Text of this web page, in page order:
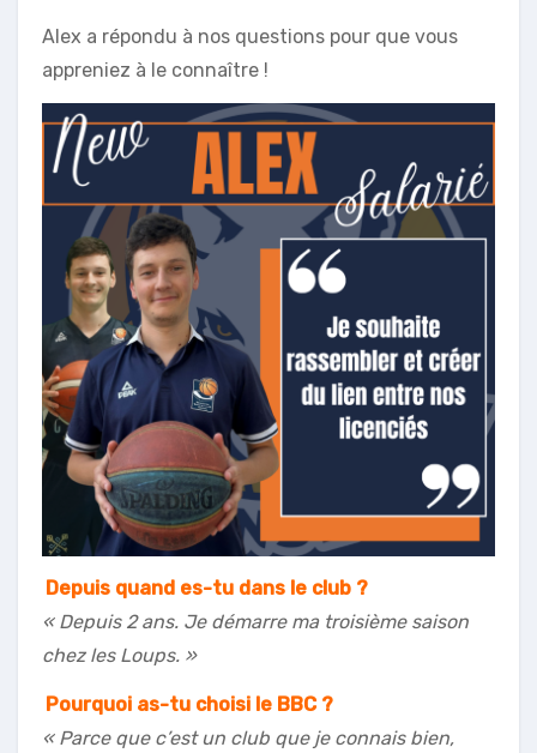
Alex a répondu à nos questions pour que vous
appreniez à le connaître !
Depuis quand es-tu dans le club ?
« Depuis 2 ans. Je démarre ma troisième saison
chez les Loups. »
Pourquoi as-tu choisi le BBC ?
« Parce que c’est un club que je connais bien,